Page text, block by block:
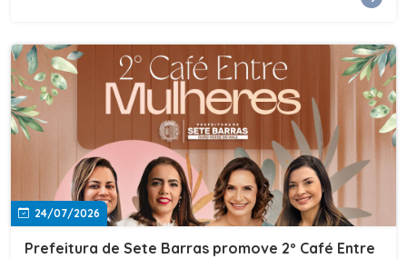
24/07/2026
Prefeitura de Sete Barras promove 2º Café Entre